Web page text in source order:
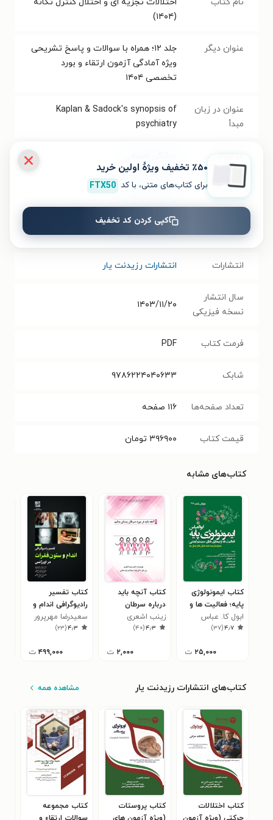
(۱۴۰۴)
عنوان دیگر
جلد ۱۲؛ همراه با سوالات و پاسخ تشریحی
ویژه آمادگی آزمون ارتقاء و بورد
تخصصی ۱۴۰۴
عنوان در زبان
مبدأ
Kaplan & Sadock's synopsis of
psychiatry
مترجم آلاله بهرامیان
زهرا محمدی بینا،سارا صادقی پور میبدی
پریسا حمیدی عدل
انتشارات انتشارات رزیدنت یار
سال انتشار
نسخه فیزیکی
۱۴۰۳/۱۱/۲۰
فرمت کتاب PDF
شابک ۹۷۸۶۲۲۴۰۴۰۶۳۳
تعداد صفحه‌ها ۱۱۶ صفحه
قیمت کتاب ۳۹۶۹۰۰ تومان
کتاب‌های مشابه
کتاب ایمونولوژی
پایه؛ فعالیت ها و
بیماری های
سیستم ایمنی
ابول کا. عباس
۴٫۷(۳۷)
۲۵,۰۰۰ ت
کتاب آنچه باید
درباره سرطان
پستان بدانیم
زینب اشعری
۴٫۳(۴۰)
۲,۰۰۰ ت
کتاب تفسیر
رادیوگرافی اندام و
ستون فقرات
سعیدرضا مهرپرور
۴٫۳(۲۳)
۴۹۹,۰۰۰ ت
کتاب‌های انتشارات رزیدنت یار مشاهده همه
کتاب اختلالات
حرکتی (ویژه آزمون
کتاب پروستات
(ویژه آزمون های
کتاب مجموعه
سوالات ارتقاء و
٪۵۰ تخفیف ویژۀ اولین خرید
برای کتاب‌های متنی، با کد FTX50
کپی کردن کد تخفیف